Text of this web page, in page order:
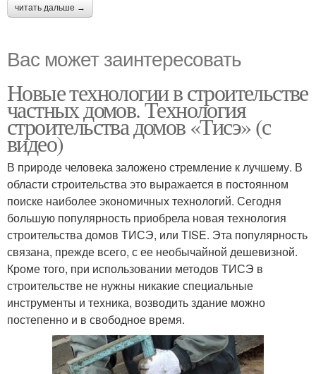
читать дальше →
Вас может заинтересовать
Новые технологии в строительстве
частных домов. Технология
строительства домов «Тисэ» (с
видео)
В природе человека заложено стремление к лучшему. В
области строительства это выражается в постоянном
поиске наиболее экономичных технологий. Сегодня
большую популярность приобрела новая технология
строительства домов ТИСЭ, или TISE. Эта популярность
связана, прежде всего, с ее необычайной дешевизной.
Кроме того, при использовании методов ТИСЭ в
строительстве не нужны никакие специальные
инструменты и техника, возводить здание можно
постепенно и в свободное время.